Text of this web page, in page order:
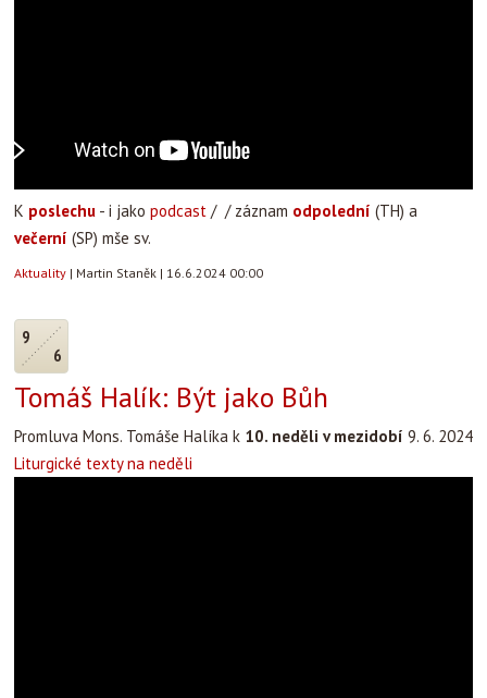
K poslechu - i jako podcast / / záznam odpolední (TH) a
večerní (SP) mše sv.
Aktuality | Martin Staněk | 16.6.2024 00:00
9
6
Tomáš Halík: Být jako Bůh
Promluva Mons. Tomáše Halíka k 10. neděli v mezidobí 9. 6. 2024
Liturgické texty na neděli